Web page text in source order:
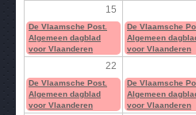
15
De Vlaamsche Post.
Algemeen dagblad
voor Vlaanderen
De Vlaamsche
Algemeen
voor Vlaanderen
22
De Vlaamsche Post.
Algemeen dagblad
voor Vlaanderen
De Vlaamsche
Algemeen
voor Vlaanderen